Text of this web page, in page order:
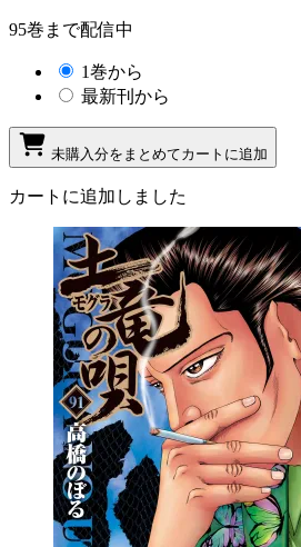
95巻まで配信中
1巻から
最新刊から
未購入分をまとめてカートに追加
カートに追加しました